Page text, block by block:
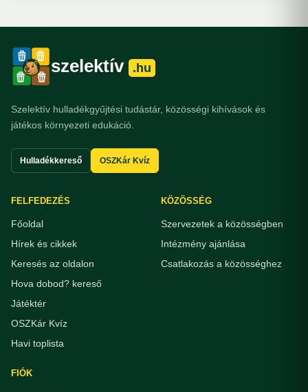
szelektív .hu
Szelektív hulladékgyűjtési tudástár, közösségi kihívások és
játékos környezeti edukáció.
Hulladékkereső OSZKár Kvíz
FELFEDEZÉS
Főoldal
Hírek és cikkek
Keresés az oldalon
Hova dobod? kereső
Játéktér
OSZKár Kvíz
Havi toplista
KÖZÖSSÉG
Szervezetek a közösségben
Intézmény ajánlása
Csatlakozás a közösséghez
FIÓK